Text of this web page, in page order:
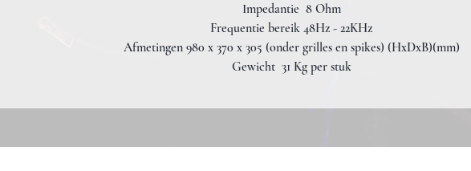
Impedantie 8 Ohm
Frequentie bereik 48Hz - 22KHz
Afmetingen 980 x 370 x 305 (onder grilles en spikes) (HxDxB)(mm)
Gewicht 31 Kg per stuk